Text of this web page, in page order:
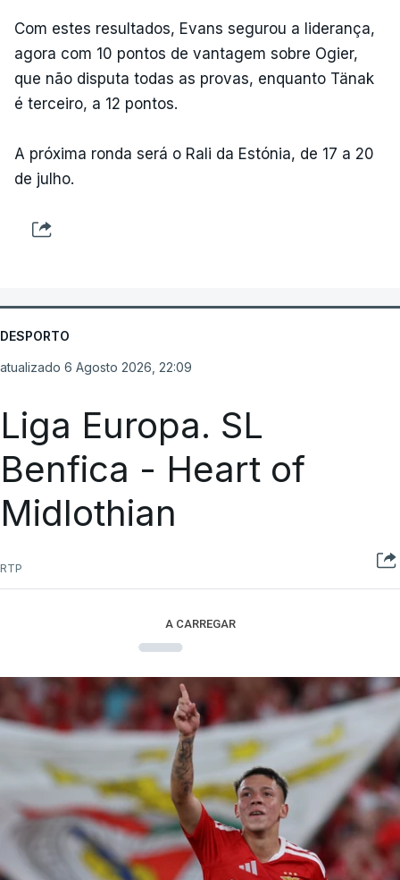
Com estes resultados, Evans segurou a liderança,
agora com 10 pontos de vantagem sobre Ogier,
que não disputa todas as provas, enquanto Tänak
é terceiro, a 12 pontos.
A próxima ronda será o Rali da Estónia, de 17 a 20
de julho.
DESPORTO
atualizado 6 Agosto 2026, 22:09
Liga Europa. SL
Benfica - Heart of
Midlothian
RTP
A CARREGAR